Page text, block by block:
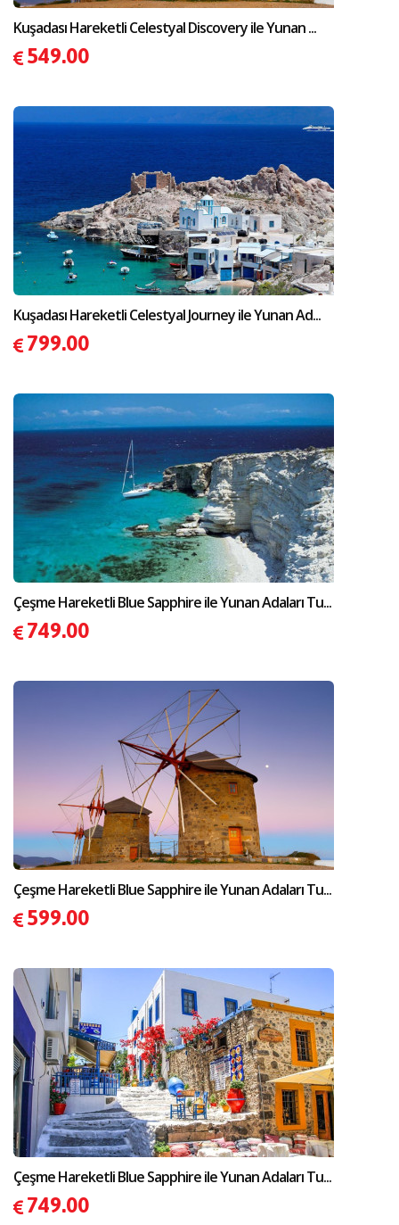
Kuşadası Hareketli Celestyal Discovery ile Yunan ...
549.00
Kuşadası Hareketli Celestyal Journey ile Yunan Ad...
799.00
Çeşme Hareketli Blue Sapphire ile Yunan Adaları Tu...
749.00
Çeşme Hareketli Blue Sapphire ile Yunan Adaları Tu...
599.00
Çeşme Hareketli Blue Sapphire ile Yunan Adaları Tu...
749.00